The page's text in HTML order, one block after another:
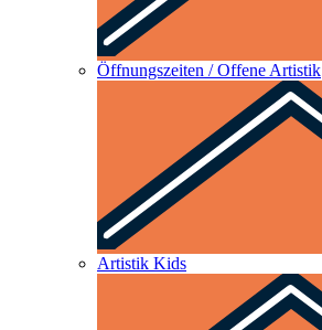
Öffnungszeiten / Offene Artistik
Artistik Kids